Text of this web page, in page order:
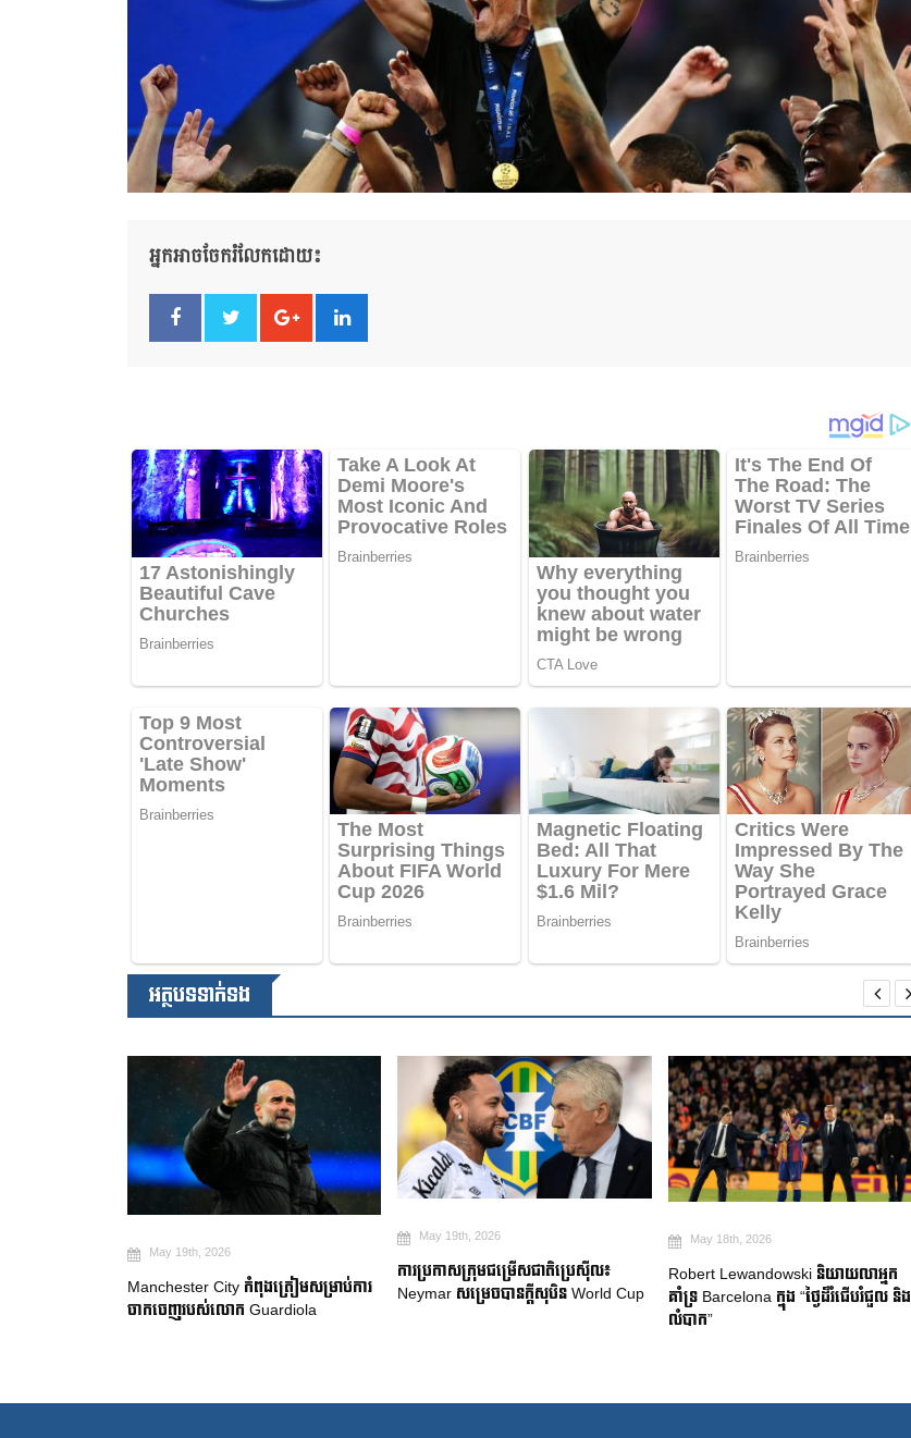
អ្នកអាចចែករំលែកដោយ៖
អត្ថបទទាក់ទង
May 19th, 2026
Manchester City កំពុងត្រៀមសម្រាប់ការ
ចាកចេញរបស់លោក Guardiola
May 19th, 2026
ការប្រកាសក្រុមជម្រើសជាតិប្រេស៊ីល៖
Neymar សម្រេចបានក្តីសុបិន World Cup
May 18th, 2026
Robert Lewandowski និយាយលាអ្នក
គាំទ្រ Barcelona ក្នុង “ថ្ងៃដ៏រំជើបរំជួល និង
លំបាក”